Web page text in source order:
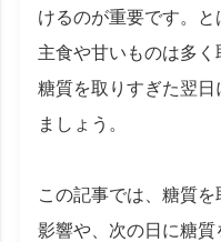
けるのが重要です。
主食や甘いものは多く
糖質を取りすぎた翌
ましょう。
この記事では、糖質
影響や、次の日に糖